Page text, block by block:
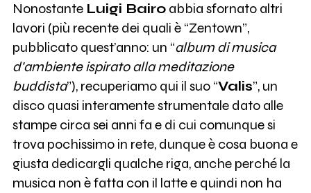
Nonostante Luigi Bairoabbia sfornato altri
lavori (più recente dei quali è “Zentown”,
pubblicato quest’anno: un “album di musica
d'ambiente ispirato alla meditazione
buddista”), recuperiamo qui il suo “Valis”, un
disco quasi interamente strumentale dato alle
stampe circa sei anni fa e di cui comunque si
trova pochissimo in rete, dunque è cosa buona e
giusta dedicargli qualche riga, anche perché la
musica non è fatta con il latte e quindi non ha